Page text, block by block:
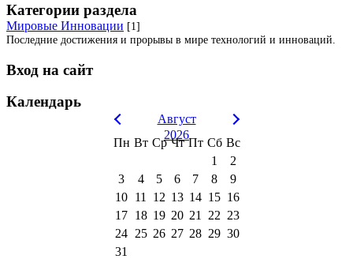
Категории раздела
Мировые Инновации [1]
Последние достижения и прорывы в мире технологий и инноваций.
Вход на сайт
Календарь
Август
2026
Пн Вт Ср Чт Пт Сб Вс
1
2
3
4 5 6 7 8
9
10 11 12 13 14 15 16
17 18 19 20 21 22 23
24 25 26 27 28 29 30
31